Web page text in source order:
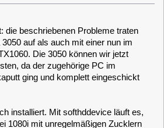
Probleme traten
als auch mit einer nun im
Die 3050 können wir jetzt
der zugehörige PC im
und komplett eingeschickt
Mit softhddevice läuft es,
mit unregelmäßigen Zucklern
einwandfrei, TV zeigt